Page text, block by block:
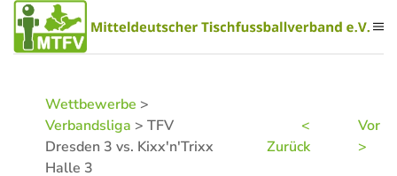
Zum Hauptinhalt springen
Wettbewerbe >
Verbandsliga > TFV
Dresden 3 vs. Kixx'n'Trixx
Halle 3
<
Zurück
Vor
>